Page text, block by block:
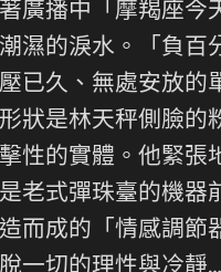
廣播中「摩羯座
濕的淚水。「負百
已久、無處安放
狀是林天秤側臉的
性的實體。他緊
老式彈珠臺的機
而成的「情感調